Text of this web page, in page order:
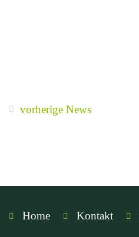
vorherige News
Home Kontakt